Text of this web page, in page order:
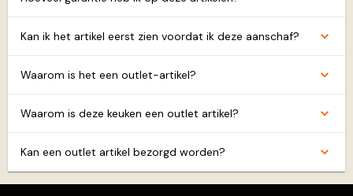
Kan ik het artikel eerst zien voordat ik deze aanschaf?
Waarom is het een outlet-artikel?
Waarom is deze keuken een outlet artikel?
Kan een outlet artikel bezorgd worden?